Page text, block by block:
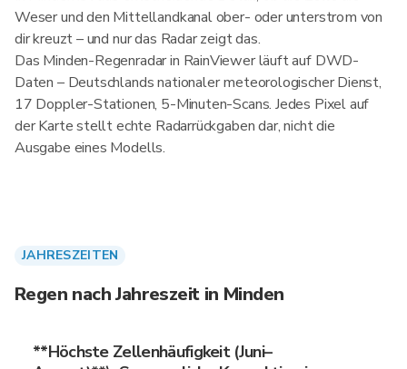
Weser und den Mittellandkanal ober- oder unterstrom von
dir kreuzt – und nur das Radar zeigt das.
Das Minden-Regenradar in RainViewer läuft auf DWD-
Daten – Deutschlands nationaler meteorologischer Dienst,
17 Doppler-Stationen, 5-Minuten-Scans. Jedes Pixel auf
der Karte stellt echte Radarrückgaben dar, nicht die
Ausgabe eines Modells.
JAHRESZEITEN
Regen nach Jahreszeit in Minden
**Höchste Zellenhäufigkeit (Juni–